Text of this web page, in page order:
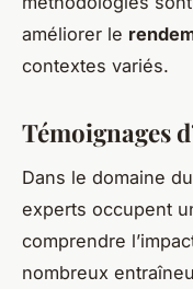
améliorer le
contextes variés.
Témoignages
Dans le domaine du
experts occupent
comprendre
nombreux